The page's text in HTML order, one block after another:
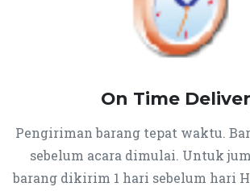
On Time
Pengiriman barang tepat waktu.
sebelum acara dimulai. Untuk
barang dikirim 1 hari sebelum hari